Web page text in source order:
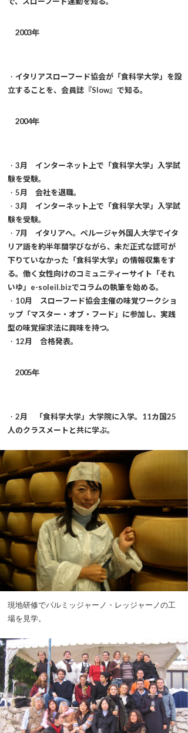
2003年
・ イタリアスローフード協会が「食科学大学」を設
立することを、会員誌『Slow』で知る。
2004年
・ 3月 インターネット上で「食科学大学」入学試
験を受験。
・ 5月 会社を退職。
・ 3月 インターネット上で「食科学大学」入学試
験を受験。
・ 7月 イタリアへ。ペルージャ外国人大学でイタ
リア語を約半年間学びながら、未だ正式な認可が
下りていなかった「食科学大学」の情報収集をす
る。働く女性向けのコミュニティーサイト「それ
いゆ」e-soleil.bizでコラムの執筆を始める。
・ 10月 スローフード協会主催の味覚ワークショ
ップ「マスター・オブ・フード」に参加し、実践
型の味覚探求法に興味を持つ。
・ 12月 合格発表。
2005年
・ 2月 「食科学大学」大学院に入学。11カ国25
人のクラスメートと共に学ぶ。
現地研修でパルミッジャーノ・レッジャーノの工
場を見学。